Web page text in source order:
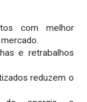
com melhor
e retrabalhos
reduzem o